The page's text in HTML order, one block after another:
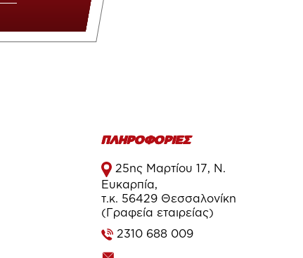
ΠΛΗΡΟΦΟΡΙΕΣ
25ης Μαρτίου 17, Ν.
Ευκαρπία,
τ.κ. 56429 Θεσσαλονίκη
(Γραφεία εταιρείας)
2310 688 009